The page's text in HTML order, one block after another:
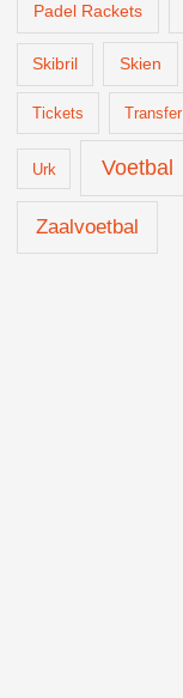
Padel Rackets
Skibril Skien
Tickets Transfer
Urk Voetbal
Zaalvoetbal